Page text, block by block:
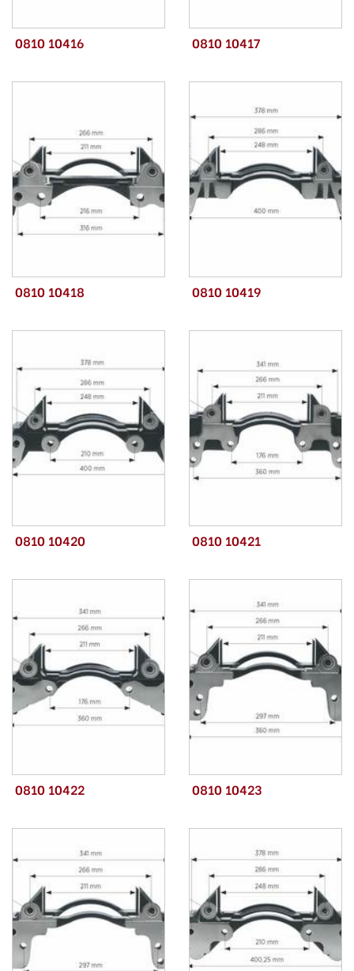
0810 10416 0810 10417
0810 10418 0810 10419
0810 10420 0810 10421
0810 10422 0810 10423